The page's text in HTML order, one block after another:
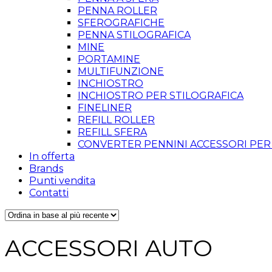
PENNA ROLLER
SFEROGRAFICHE
PENNA STILOGRAFICA
MINE
PORTAMINE
MULTIFUNZIONE
INCHIOSTRO
INCHIOSTRO PER STILOGRAFICA
FINELINER
REFILL ROLLER
REFILL SFERA
CONVERTER PENNINI ACCESSORI
In offerta
Brands
Punti vendita
Contatti
ACCESSORI AUTO